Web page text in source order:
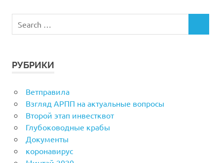
РУБРИКИ
Ветправила
Взгляд АРПП на актуальные вопросы
Второй этап инвестквот
Глубоководные крабы
Документы
коронавирус